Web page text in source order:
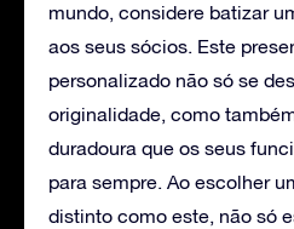
mundo, considere batizar
aos seus sócios. Este
personalizado não só se
originalidade, como
duradoura que os seus
para sempre. Ao escolher
distinto como este, não só